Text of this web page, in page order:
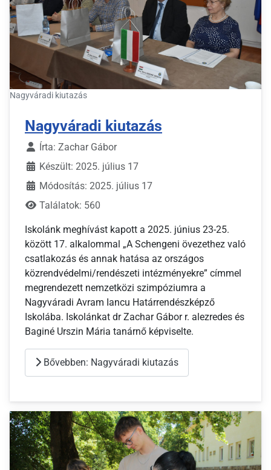
Nagyváradi kiutazás
Nagyváradi kiutazás
Írta: Zachar Gábor
Készült: 2025. július 17
Módosítás: 2025. július 17
Találatok: 560
Iskolánk meghívást kapott a 2025. június 23-25.
között 17. alkalommal „A Schengeni övezethez való
csatlakozás és annak hatása az országos
közrendvédelmi/rendészeti intézményekre” címmel
megrendezett nemzetközi szimpóziumra a
Nagyváradi Avram Iancu Határrendészképző
Iskolába. Iskolánkat dr Zachar Gábor r. alezredes és
Baginé Urszin Mária tanárnő képviselte.
Bővebben: Nagyváradi kiutazás